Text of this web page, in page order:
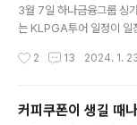
이 대회는 메이저 우승 경
로 팀을 이뤄 36홀 스트로
서 메이저 못지않은 인기
3월 7일 하나금융그룹 싱
는 KLPGA투어 일정이 일
알리는 태그로 선보였었다.
했다. 아래 사진이 넥센세
던 네임태그다. 바퀴형 보
2 13 2024. 1.
커피쿠폰이 생길 때